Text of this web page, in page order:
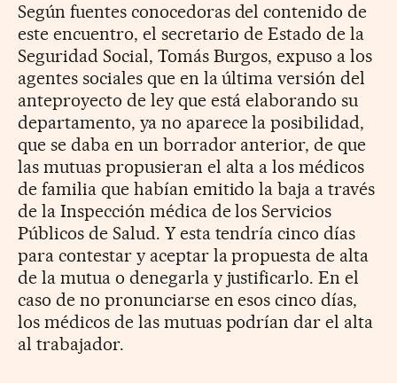
Según fuentes conocedoras del contenido de
este encuentro, el secretario de Estado de la
Seguridad Social, Tomás Burgos, expuso a los
agentes sociales que en la última versión del
anteproyecto de ley que está elaborando su
departamento, ya no aparece la posibilidad,
que se daba en un borrador anterior, de que
las mutuas propusieran el alta a los médicos
de familia que habían emitido la baja a través
de la Inspección médica de los Servicios
Públicos de Salud. Y esta tendría cinco días
para contestar y aceptar la propuesta de alta
de la mutua o denegarla y justificarlo. En el
caso de no pronunciarse en esos cinco días,
los médicos de las mutuas podrían dar el alta
al trabajador.